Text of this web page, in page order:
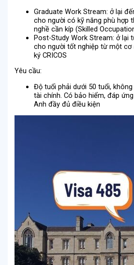
Graduate Work Stream: ở lại
cho người có kỹ năng phù hợp
nghề cần kíp (Skilled
Post-Study Work Stream: ở lại
cho người tốt nghiệp từ một cơ
ký CRICOS
Yêu cầu:
Độ tuổi phải dưới 50 tuổi,
tài chính. Có bảo hiểm, đáp
Anh đầy đủ điều kiện